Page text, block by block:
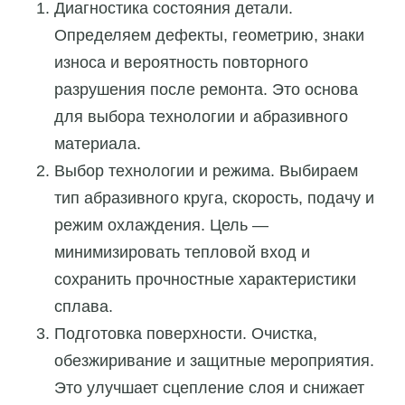
Диагностика состояния детали.
Определяем дефекты, геометрию, знаки
износа и вероятность повторного
разрушения после ремонта. Это основа
для выбора технологии и абразивного
материала.
Выбор технологии и режима. Выбираем
тип абразивного круга, скорость, подачу и
режим охлаждения. Цель —
минимизировать тепловой вход и
сохранить прочностные характеристики
сплава.
Подготовка поверхности. Очистка,
обезжиривание и защитные мероприятия.
Это улучшает сцепление слоя и снижает